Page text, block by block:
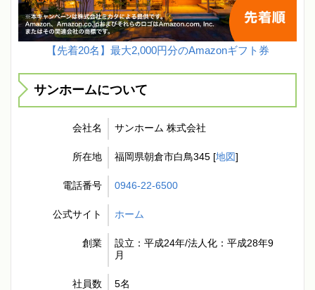
【先着20名】最大2,000円分のAmazonギフト券
サンホームについて
会社名 サンホーム 株式会社
所在地 福岡県朝倉市白鳥345 [地図]
電話番号 0946-22-6500
公式サイト ホーム
創業
設立：平成24年/法人化：平成28年9
月
社員数 5名